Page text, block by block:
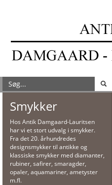
Smykker
Hos Antik Damgaard-Lauritsen
har vi et stort udvalg i smykker.
Fra det 20. århundredes
designsmykker til antikke og
klassiske smykker med diamanter,
rubiner, safirer, smaragder,
opaler, aquamariner, ametyster
m.fl.